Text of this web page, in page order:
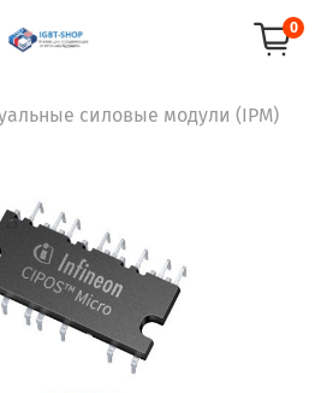
0
силовые модули (IPM)